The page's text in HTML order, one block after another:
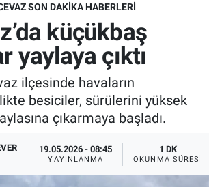
SON DAKIKA HABERLERI
küçükbaş
yaylaya çıktı
ilçesinde havaların
besiciler, sürülerini yüksek
çıkarmaya başladı.
19.05.2026 - 08:45
YAYINLANMA
1 DK
OKUNMA SÜRESI